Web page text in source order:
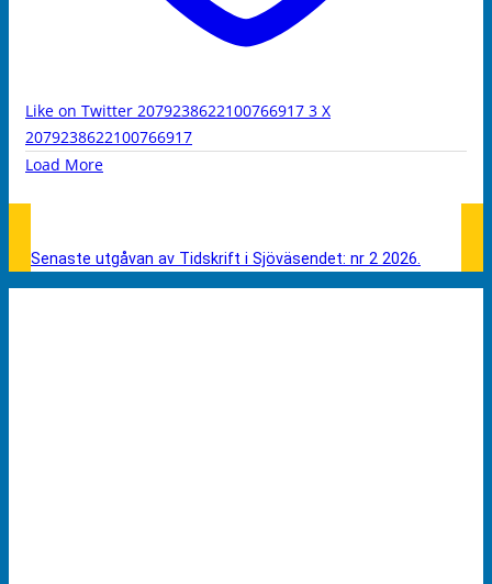
Like on Twitter 2079238622100766917 3 X
2079238622100766917
Load More
Senaste utgåvan av Tidskrift i Sjöväsendet: nr 2 2026.